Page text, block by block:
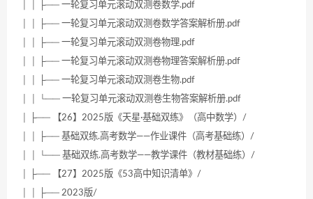
│ │ ├── 一轮复习单元滚动双测卷数学.pdf
│ │ ├── 一轮复习单元滚动双测卷数学答案解析册.pdf
│ │ ├── 一轮复习单元滚动双测卷物理.pdf
│ │ ├── 一轮复习单元滚动双测卷物理答案解析册.pdf
│ │ ├── 一轮复习单元滚动双测卷生物.pdf
│ │ └── 一轮复习单元滚动双测卷生物答案解析册.pdf
│ ├── 【26】2025版《天星·基础双练》（高中数学）/
│ │ ├── 基础双练.高考数学——作业课件（高考基础练）/
│ │ └── 基础双练.高考数学——教学课件（教材基础练）/
│ ├── 【27】2025版《53高中知识清单》/
│ │ ├── 2023版/